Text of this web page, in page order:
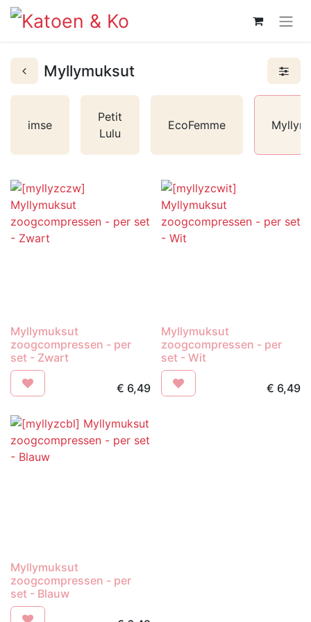
Myllymuksut
imse
Petit
Lulu
EcoFemme
Myllymuksut
zoogcompressen - per
set - Zwart
€ 6,49
Myllymuksut
zoogcompressen - per
set - Wit
€ 6,49
Myllymuksut
zoogcompressen - per
set - Blauw